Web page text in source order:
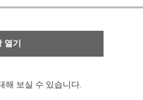
기
해 보실 수 있습니다.